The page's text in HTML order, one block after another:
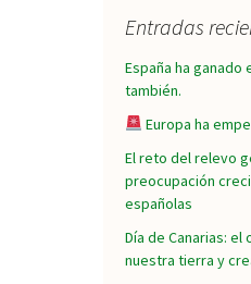
Entradas
España ha ganado
también.
Europa ha
El reto del relevo
preocupación
españolas
Día de Canarias:
nuestra tierra y